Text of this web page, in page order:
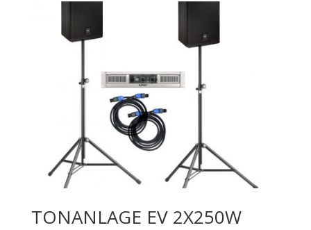
TONANLAGE EV 2X250W